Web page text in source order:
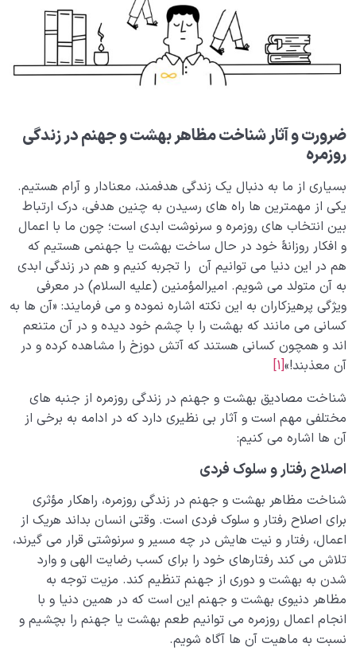
بررسی 7 نشانه از نشانه های فسق و راه هایی برای رهایی از
تظاهر به دینداری یا دینداری اصیل؛ تحلیلی بر تفاوت میان
باطن و ظاهر دینداری
چیست؟
جهنم چیست؟ عدم سازگاری ما با بهشت چگونه جهنم را
می‌سازد؟
اصالت بهشت چه نقشی در فهم ماهیت و جایگاه جهنم
دارد؟
چرا انسان در گرو اعمالش است؛ عمل چگونه بهشت و جهنم
را می سازد؟
گرفتاری در جهنم نفس چیست؟ راه تشخیص و عبور از آن
چگونه است؟
تقسیم بندی انواع جهنم بر چه مبنایی است و چگونه زندگی
بهشت و جهنم ارزان؛ چگونه با انتخاب‌های روزمره، سعادت
و رنج ابدی خود را شکل میدهیم؟
بهشت و جهنم در زندگی روزمره؛ هر انتخاب ما یک قدم در
نگاه ابدی و آمادگی برای آخرت 0/14
از خیال تا سلامت قلب 0/31
انسان در مرکز آفرینش 0/9
دیدار جهان غیب
ضرورت و آثار شناخت مظاهر بهشت و جهنم در زندگی
روزمره
بسیاری از ما به دنبال یک زندگی هدفمند، معنادار و آرام هستیم.
یکی از مهمترین ها راه های رسیدن به چنین هدفی، درک ارتباط
بین انتخاب های روزمره و سرنوشت ابدی است؛ چون ما با اعمال
و افکار روزانۀ خود در حال ساخت بهشت یا جهنمی هستیم که
هم در این دنیا می توانیم آن را تجربه کنیم و هم در زندگی ابدی
به آن متولد می شویم. امیرالمؤمنین (علیه السلام) در معرفی
ویژگی پرهیزکاران به این نکته اشاره نموده و می فرمایند: «آن ها به
کسانی می مانند که بهشت را با چشم خود دیده و در آن متنعم
اند و همچون کسانی هستند که آتش دوزخ را مشاهده کرده و در
آن معذبند!»[1]
شناخت مصادیق بهشت و جهنم در زندگی روزمره از جنبه های
مختلفی مهم است و آثار بی نظیری دارد که در ادامه به برخی از
آن ها اشاره می کنیم:
اصلاح رفتار و سلوک فردی
شناخت مظاهر بهشت و جهنم در زندگی روزمره، راهکار مؤثری
برای اصلاح رفتار و سلوک فردی است. وقتی انسان بداند هریک از
اعمال، رفتار و نیت هایش در چه مسیر و سرنوشتی قرار می گیرند،
تلاش می کند رفتارهای خود را برای کسب رضایت الهی و وارد
شدن به بهشت و دوری از جهنم تنظیم کند. مزیت توجه به
مظاهر دنیوی بهشت و جهنم این است که در همین دنیا و با
انجام اعمال روزمره می توانیم طعم بهشت یا جهنم را بچشیم و
نسبت به ماهیت آن ها آگاه شویم.